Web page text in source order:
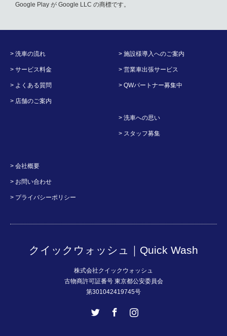
Google Play が Google LLC の商標です。
> 洗車の流れ
> サービス料金
> よくある質問
> 店舗のご案内
> 施設様導入へのご案内
> 営業車出張サービス
> QWパートナー募集中
> 洗車への思い
> スタッフ募集
> 会社概要
> お問い合わせ
> プライバシーポリシー
クイックウォッシュ｜Quick Wash
株式会社クイックウォッシュ
古物商許可証番号 東京都公安委員会
第301042419745号